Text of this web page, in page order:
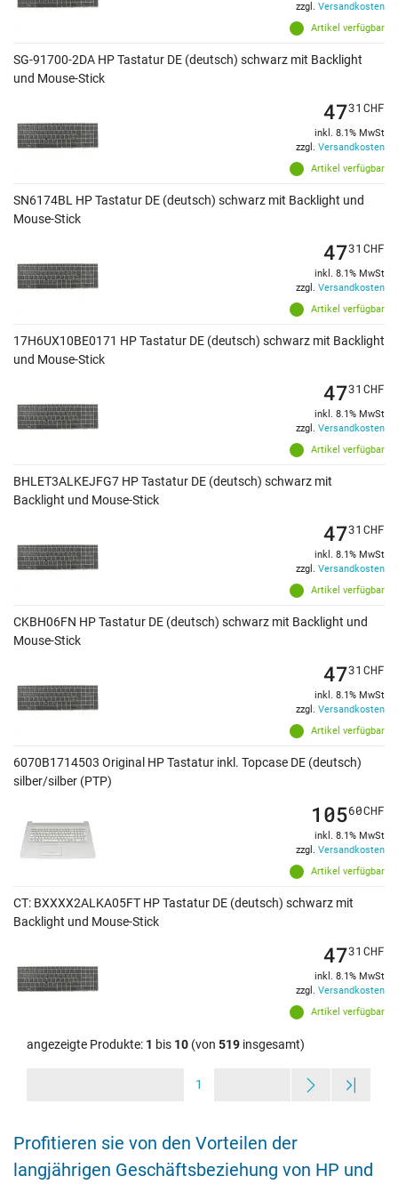
Artikel verfügbar
zzgl. Versandkosten
SG-91700-2DA HP Tastatur DE (deutsch) schwarz mit Backlight
und Mouse-Stick
Artikel verfügbar
4731 CHF
inkl. 8.1% MwSt
zzgl. Versandkosten
SN6174BL HP Tastatur DE (deutsch) schwarz mit Backlight und
Mouse-Stick
Artikel verfügbar
4731 CHF
inkl. 8.1% MwSt
zzgl. Versandkosten
17H6UX10BE0171 HP Tastatur DE (deutsch) schwarz mit Backlight
und Mouse-Stick
Artikel verfügbar
4731 CHF
inkl. 8.1% MwSt
zzgl. Versandkosten
BHLET3ALKEJFG7 HP Tastatur DE (deutsch) schwarz mit
Backlight und Mouse-Stick
Artikel verfügbar
4731 CHF
inkl. 8.1% MwSt
zzgl. Versandkosten
CKBH06FN HP Tastatur DE (deutsch) schwarz mit Backlight und
Mouse-Stick
Artikel verfügbar
4731 CHF
inkl. 8.1% MwSt
zzgl. Versandkosten
6070B1714503 Original HP Tastatur inkl. Topcase DE (deutsch)
silber/silber (PTP)
Artikel verfügbar
10560CHF
inkl. 8.1% MwSt
zzgl. Versandkosten
CT: BXXXX2ALKA05FT HP Tastatur DE (deutsch) schwarz mit
Backlight und Mouse-Stick
Artikel verfügbar
4731 CHF
inkl. 8.1% MwSt
zzgl. Versandkosten
angezeigte Produkte: 1 bis 10 (von 519 insgesamt)
1
Profitieren sie von den Vorteilen der
langjährigen Geschäftsbeziehung von HP und